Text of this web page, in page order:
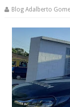
Blog Adalberto